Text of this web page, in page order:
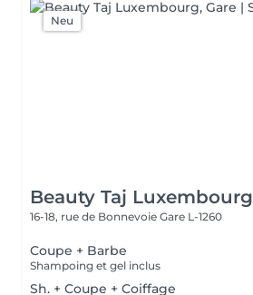
Neu
Beauty Taj Luxembourg
16-18, rue de Bonnevoie Gare L-1260
Coupe + Barbe
Shampoing et gel inclus
Sh. + Coupe + Coiffage